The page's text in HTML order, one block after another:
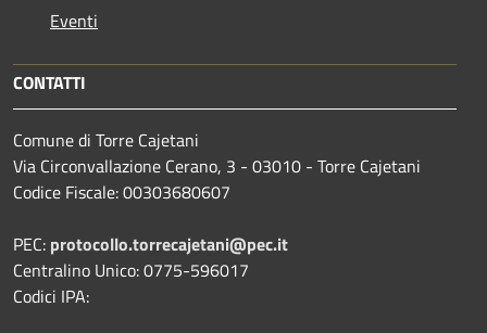
Eventi
CONTATTI
Comune di Torre Cajetani
Via Circonvallazione Cerano, 3 - 03010 - Torre Cajetani
Codice Fiscale: 00303680607
PEC: protocollo.torrecajetani@pec.it
Centralino Unico: 0775-596017
Codici IPA: